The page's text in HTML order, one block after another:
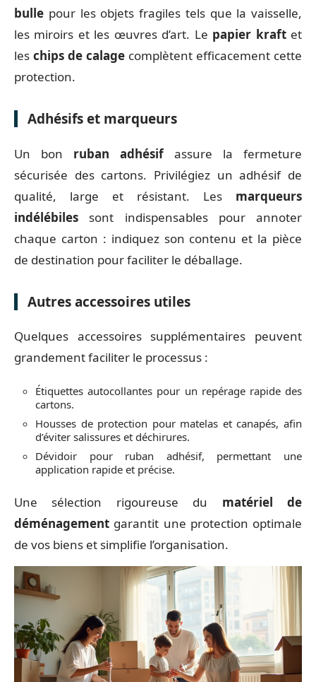
bulle pour les objets fragiles tels que la vaisselle,
les miroirs et les œuvres d’art. Le papier kraftet
les chips de calage complètent efficacement cette
protection.
Adhésifs et marqueurs
Un bon ruban adhésifassure la fermeture
sécurisée des cartons. Privilégiez un adhésif de
qualité, large et résistant. Les marqueurs
indélébiles sont indispensables pour annoter
chaque carton : indiquez son contenu et la pièce
de destination pour faciliter le déballage.
Autres accessoires utiles
Quelques accessoires supplémentaires peuvent
grandement faciliter le processus :
Étiquettes autocollantes pour un repérage rapide des
cartons.
Housses de protection pour matelas et canapés, afin
d’éviter salissures et déchirures.
Dévidoir pour ruban adhésif, permettant une
application rapide et précise.
Une sélection rigoureuse du matériel de
déménagement garantit une protection optimale
de vos biens et simplifie l’organisation.